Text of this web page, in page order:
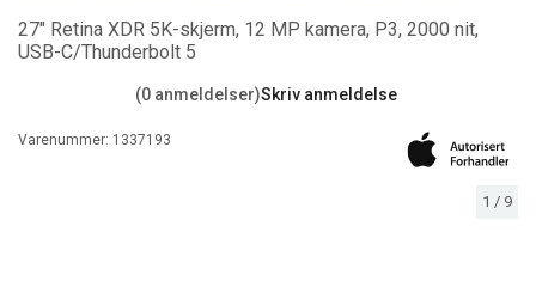
1 / 9
27" Retina XDR 5K-skjerm, 12 MP kamera, P3, 2000 nit,
USB-C/Thunderbolt 5
(0 anmeldelser)Skriv anmeldelse
Varenummer: 1337193